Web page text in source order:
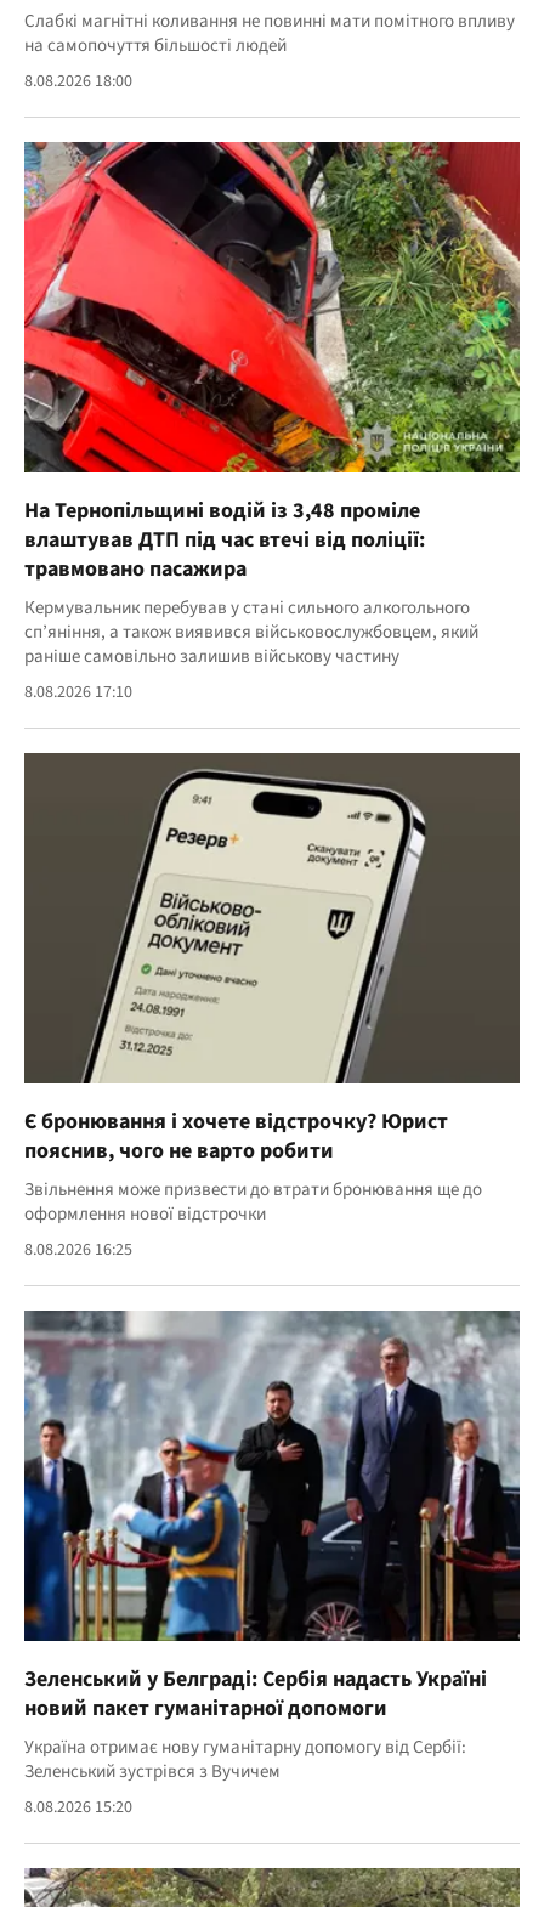
Слабкі магнітні коливання не повинні мати помітного впливу
на самопочуття більшості людей
8.08.2026 18:00
На Тернопільщині водій із 3,48 проміле
влаштував ДТП під час втечі від поліції:
травмовано пасажира
Кермувальник перебував у стані сильного алкогольного
сп’яніння, а також виявився військовослужбовцем, який
раніше самовільно залишив військову частину
8.08.2026 17:10
Є бронювання і хочете відстрочку? Юрист
пояснив, чого не варто робити
Звільнення може призвести до втрати бронювання ще до
оформлення нової відстрочки
8.08.2026 16:25
Зеленський у Белграді: Сербія надасть Україні
новий пакет гуманітарної допомоги
Україна отримає нову гуманітарну допомогу від Сербії:
Зеленський зустрівся з Вучичем
8.08.2026 15:20